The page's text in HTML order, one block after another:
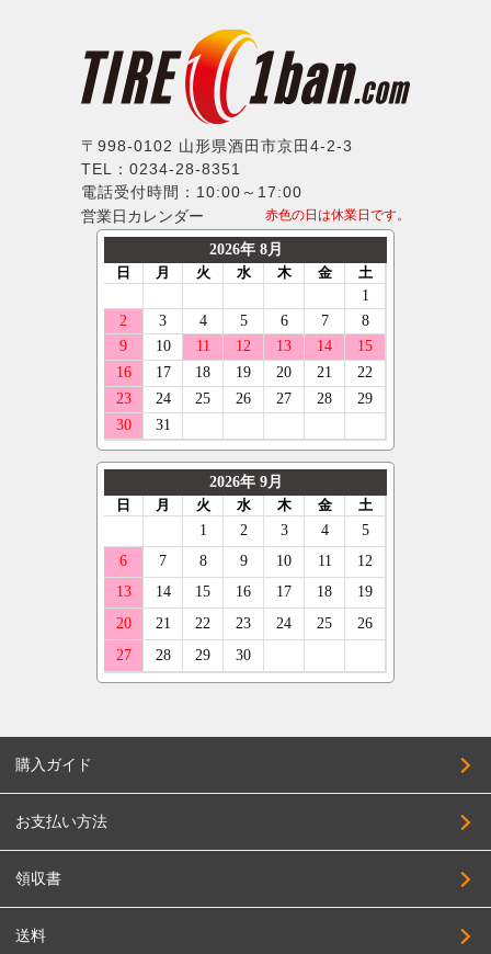
〒998-0102 山形県酒田市京田4-2-3
TEL：0234-28-8351
電話受付時間：10:00～17:00
営業日カレンダー
赤色の日は休業日です。
購入ガイド
お支払い方法
領収書
送料